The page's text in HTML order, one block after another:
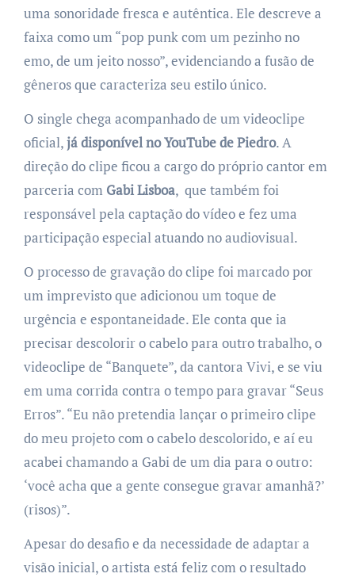
uma sonoridade fresca e autêntica. Ele descreve a
faixa como um “pop punk com um pezinho no
emo, de um jeito nosso”, evidenciando a fusão de
gêneros que caracteriza seu estilo único.
O single chega acompanhado de um videoclipe
oficial,já disponível no YouTube de Piedro. A
direção do clipe ficou a cargo do próprio cantor em
parceria comGabi Lisboa, que também foi
responsável pela captação do vídeo e fez uma
participação especial atuando no audiovisual.
O processo de gravação do clipe foi marcado por
um imprevisto que adicionou um toque de
urgência e espontaneidade. Ele conta que ia
precisar descolorir o cabelo para outro trabalho, o
videoclipe de “Banquete”, da cantora Vivi, e se viu
em uma corrida contra o tempo para gravar “Seus
Erros”. “Eu não pretendia lançar o primeiro clipe
do meu projeto com o cabelo descolorido, e aí eu
acabei chamando a Gabi de um dia para o outro:
‘você acha que a gente consegue gravar amanhã?’
(risos)”.
Apesar do desafio e da necessidade de adaptar a
visão inicial, o artista está feliz com o resultado